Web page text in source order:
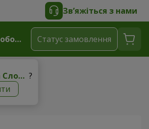
Зв’яжіться з нами
Червона Слобода (Конотопський Р-Н)
Червона Слобода (Конотопський р-н) ?
Статус замовлення